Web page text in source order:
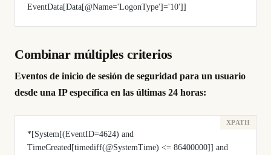
EventData[Data[@Name='LogonType']='10']]
Combinar múltiples criterios
Eventos de inicio de sesión de seguridad para un usuario
desde una IP específica en las últimas 24 horas:
*[System[(EventID=4624) and
TimeCreated[timediff(@SystemTime) <= 86400000]] and